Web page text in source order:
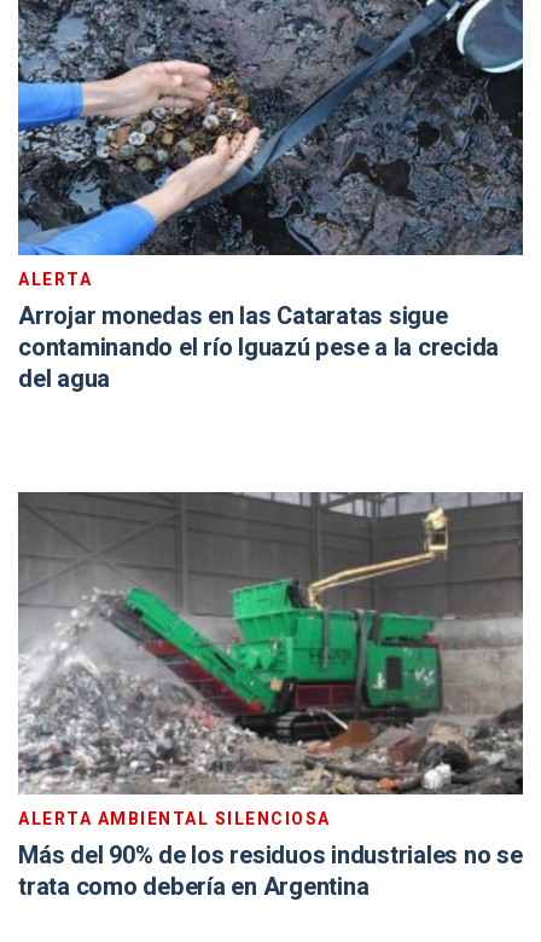
ALERTA
Arrojar monedas en las Cataratas sigue
contaminando el río Iguazú pese a la crecida
del agua
ALERTA AMBIENTAL SILENCIOSA
Más del 90% de los residuos industriales no se
trata como debería en Argentina